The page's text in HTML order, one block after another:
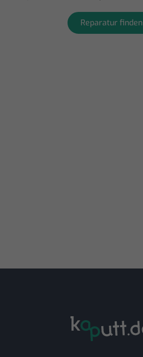
Reparatur finden